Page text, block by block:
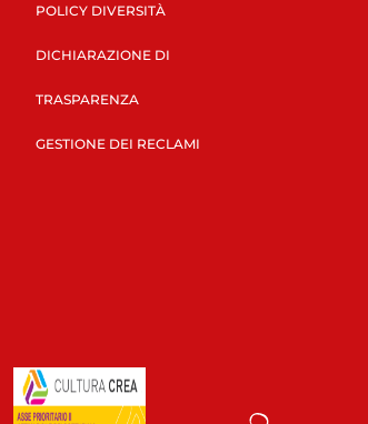
POLICY DIVERSITÀ
DICHIARAZIONE DI
TRASPARENZA
GESTIONE DEI RECLAMI